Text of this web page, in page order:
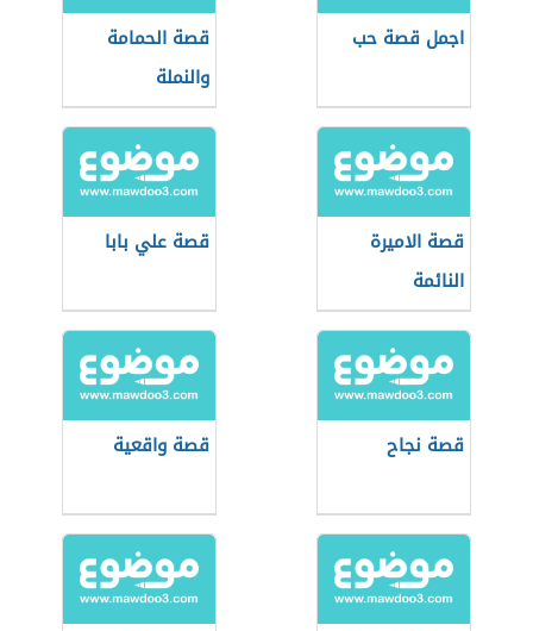
اجمل قصة حب
قصة الحمامة
والنملة
قصة الاميرة
النائمة
قصة علي بابا
قصة نجاح قصة واقعية